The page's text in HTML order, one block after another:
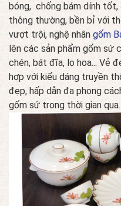
bóng, chống bám dính
thông thường, bền bỉ với
vượt trội, nghệ nhân gốm
lên các sản phẩm gốm sứ
chén, bát đĩa, lọ hoa... Vẻ
hợp với kiểu dáng truyền
đẹp, hấp dẫn đa phong
gốm sứ trong thời gian qua.